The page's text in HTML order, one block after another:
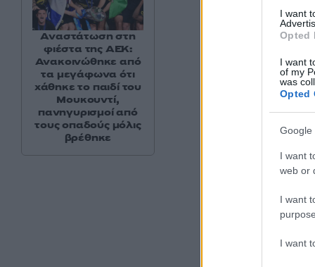
I want
Opted
I want
of my
was
Opted
Google
I want
web or
I want
I want
με τον
Αναστάτωση στη
φιέστα της ΑΕΚ:
Ανακοινώθηκε από
τα μεγάφωνα ότι
χάθηκε το παιδί του
Μουκουντί,
πανηγυρισμοί από
τους οπαδούς μόλις
βρέθηκε